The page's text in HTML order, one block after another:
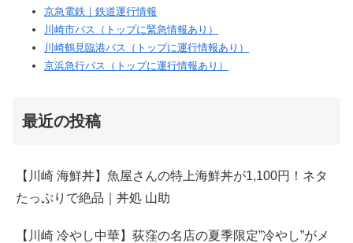
京急電鉄｜鉄道運行情報
川崎市バス（トップに緊急情報あり）
川崎鶴見臨港バス（トップに運行情報あり）
京浜急行バス（トップに運行情報あり）
最近の投稿
【川崎 海鮮丼】魚屋さんの特上海鮮丼が1,100円！ネタ
たっぷりで絶品｜丼処 山助
【川崎 冷やし中華】荻窪の名店の夏季限定”冷やし”がメ